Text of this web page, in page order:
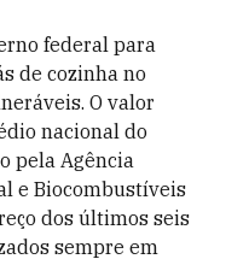
federal para
de cozinha no
O valor
nacional do
pela Agência
e Biocombustíveis
dos últimos seis
sempre em